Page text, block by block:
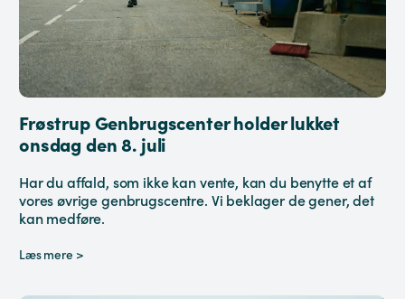
Frøstrup Genbrugscenter holder lukket
onsdag den 8. juli
Har du affald, som ikke kan vente, kan du benytte et af
vores øvrige genbrugscentre. Vi beklager de gener, det
kan medføre.
Læs mere >